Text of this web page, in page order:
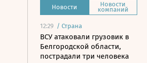
Новости Новости
компаний
12:29 / Страна
ВСУ атаковали грузовик в
Белгородской области,
пострадали три человека